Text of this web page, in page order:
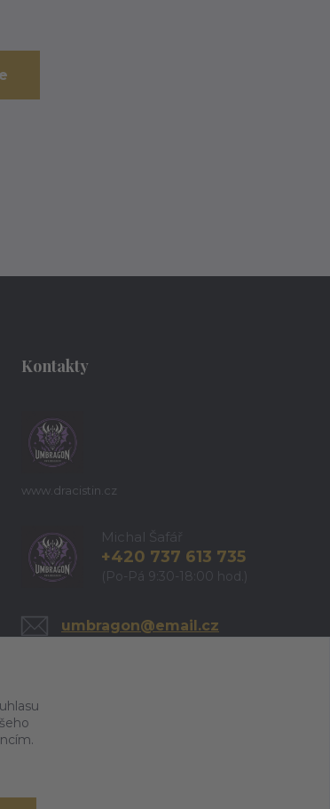
Kontakty
www.dracistin.cz
Michal Šafář
+420 737 613 735
(Po-Pá 9:30-18:00 hod.)
umbragon@email.cz